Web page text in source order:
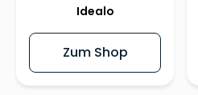
Idealo
Zum Shop